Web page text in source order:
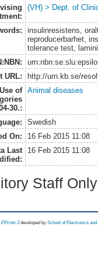
(VH) > Dept. of
insulinresistens,
reproducerbarhet,
tolerance test,
URL:
http://urn.kb.se/
of
30.:
Animal diseases
Swedish
On:
16 Feb 2015 11:08
Last
16 Feb 2015 11:08
Staff
EPrints 3 developed by School of Electronics